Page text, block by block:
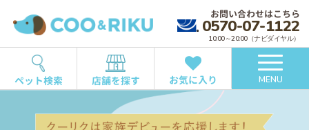
お問い合わせはこちら
0570-07-1122
10:00～20:00（ナビダイヤル）
ペット検索 店舗を探す お気に入り MENU